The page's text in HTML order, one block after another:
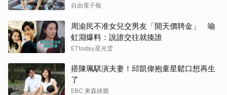
自由電子報
周渝民不准女兒交男友「開天價聘金」 喻
虹淵爆料：說誰交往就揍誰
ETtoday星光雲
搭陳珮騏演夫妻！邱凱偉抱童星鬆口想再生
了
EBC 東森娛樂